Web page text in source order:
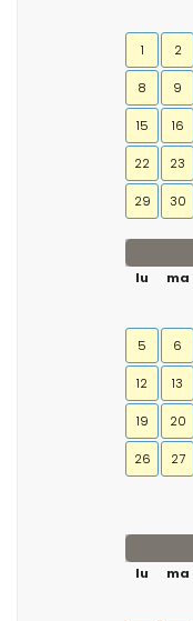
1 2
8 9
15 16
22 23
29 30
lu
ma
5 6
12 13
19 20
26 27
lu
ma